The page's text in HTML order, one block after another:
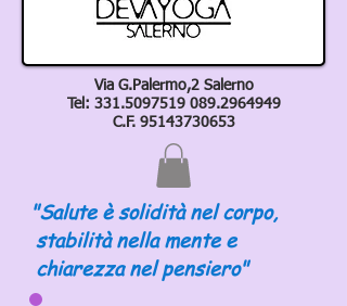
Via G.Palermo,2 Salerno
Tel: 331.5097519 089.2964949
C.F. 95143730653
"Salute è solidità nel corpo,
stabilità nella mente e
chiarezza nel pensiero"